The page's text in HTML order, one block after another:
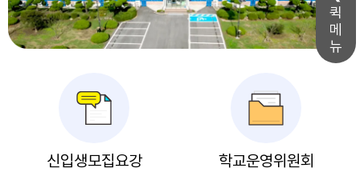
퀵
메
뉴
신입생모집요강 학교운영위원회